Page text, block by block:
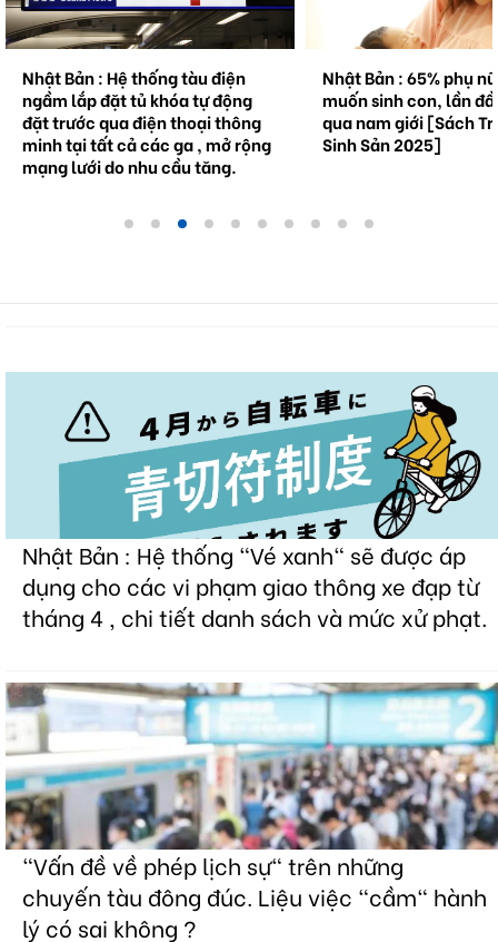
Nhật Bản : Hệ thống tàu điện
ngầm lắp đặt tủ khóa tự động
đặt trước qua điện thoại thông
minh tại tất cả các ga , mở rộng
mạng lưới do nhu cầu tăng.
Nhật Bản : 65% phụ
muốn sinh con, lần
qua nam giới [Sách
Sinh Sản 2025]
Nhật Bản : Hệ thống "Vé xanh" sẽ được áp
dụng cho các vi phạm giao thông xe đạp từ
tháng 4 , chi tiết danh sách và mức xử phạt.
"Vấn đề về phép lịch sự" trên những
chuyến tàu đông đúc. Liệu việc "cầm" hành
lý có sai không ?